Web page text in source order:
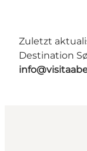
Zuletzt
Destination